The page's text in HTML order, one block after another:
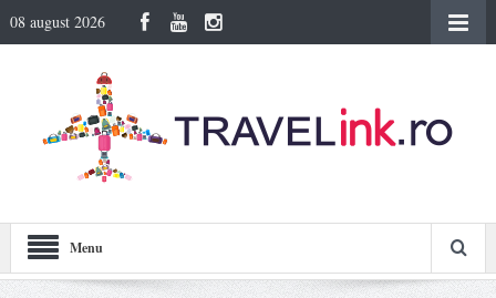
08 august 2026
Menu